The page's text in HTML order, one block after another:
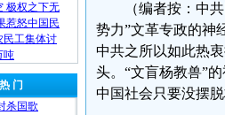
极权之下无
惹怒中国民
民工集体讨
吨
门
杀国歌
（编者按：中
势力”文革专政的神
中共之所以如此热
头。“文盲杨教兽”
中国社会只要没摆